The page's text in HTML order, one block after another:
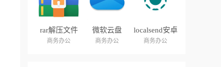
rar解压文件
商务办公
微软云盘
onedrive
商务办公
localsend安卓
手机
商务办公